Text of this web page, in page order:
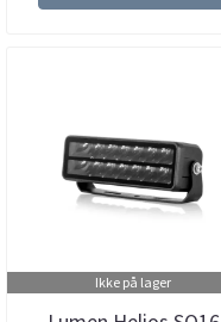
Ikke på lager